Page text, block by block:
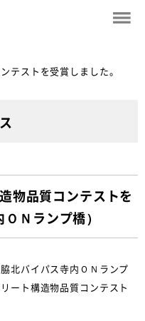
テストを受賞しました。
物品質コンテストを
Ｎランプ橋）
北バイパス寺内ＯＮランプ
ート構造物品質コンテスト